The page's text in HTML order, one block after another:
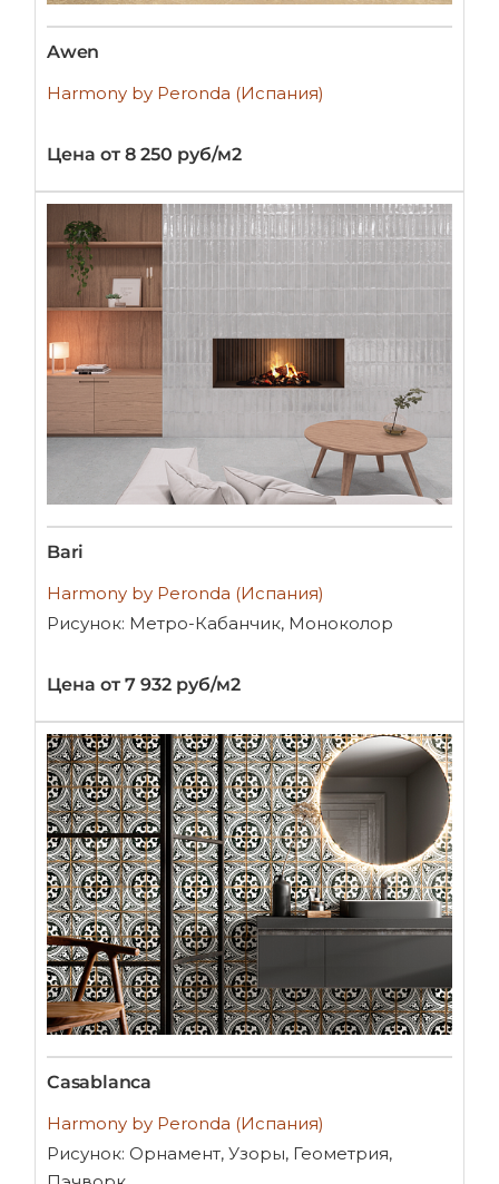
Awen
Harmony by Peronda (Испания)
Цена от 8 250 руб/м2
Bari
Harmony by Peronda (Испания)
Рисунок: Метро-Кабанчик, Моноколор
Цена от 7 932 руб/м2
Casablanca
Harmony by Peronda (Испания)
Рисунок: Орнамент, Узоры, Геометрия,